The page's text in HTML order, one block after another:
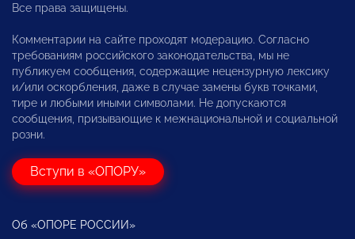
Все права защищены.
Комментарии на сайте проходят модерацию. Согласно
требованиям российского законодательства, мы не
публикуем сообщения, содержащие нецензурную лексику
и/или оскорбления, даже в случае замены букв точками,
тире и любыми иными символами. Не допускаются
сообщения, призывающие к межнациональной и социальной
розни.
Вступи в «ОПОРУ»
Об «ОПОРЕ РОССИИ»